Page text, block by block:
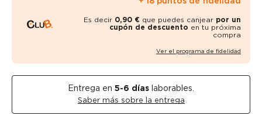
Es decir 0,90 € que puedes canjear por un
cupón de descuento en tu próxima
compra
Ver el programa de fidelidad
Entrega en 5-6 días laborables.
Saber más sobre la entrega